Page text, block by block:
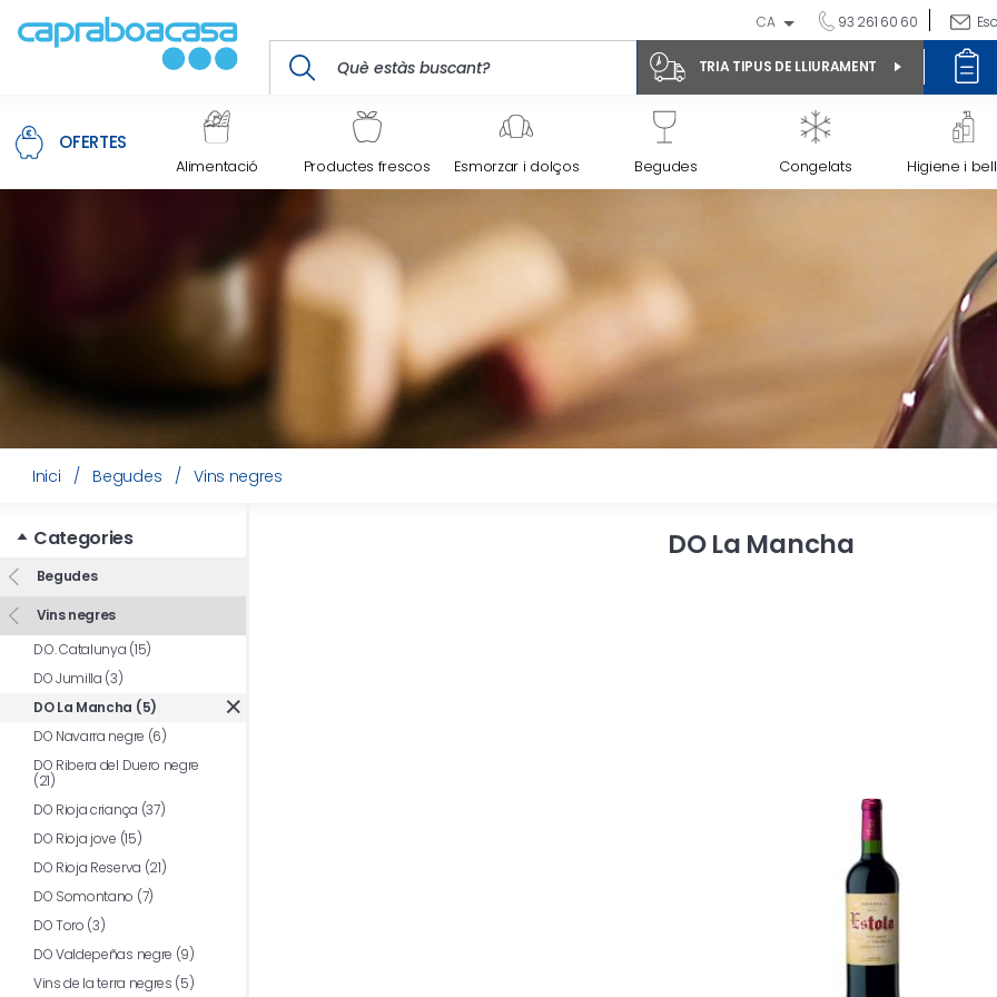
CA 93 261 60 60
TRIA TIPUS DE LLIURAMENT
OFERTES
Alimentació Productes frescos Esmorzar i dolços Begudes Congelats Higiene i
Inici / Begudes / Vins negres
Categories
Begudes
Vins negres
D.O. Catalunya (15)
DO Jumilla (3)
DO La Mancha (5)
DO Navarra negre (6)
DO Ribera del Duero negre
(21)
DO Rioja criança (37)
DO Rioja jove (15)
DO Rioja Reserva (21)
DO Somontano (7)
DO Toro (3)
DO Valdepeñas negre (9)
Vins de la terra negres (5)
DO La Mancha